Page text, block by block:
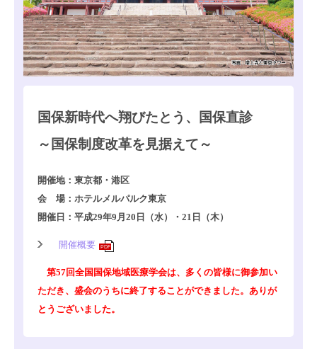
国保新時代へ翔びたとう、国保直診
～国保制度改革を見据えて～
開催地：東京都・港区
会 場：ホテルメルパルク東京
開催日：平成29年9月20日（水）・21日（木）
開催概要 PDF
第57回全国国保地域医療学会は、多くの皆様に御参加い
ただき、盛会のうちに終了することができました。ありが
とうございました。